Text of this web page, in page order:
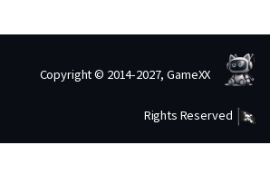
Copyright © 2014-2027, GameXX
Rights Reserved